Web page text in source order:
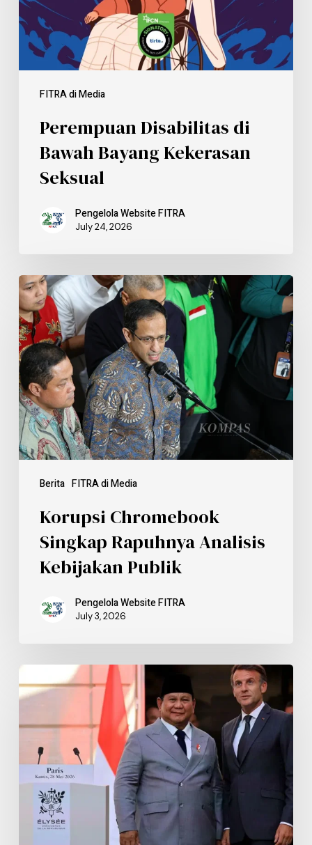
FITRA di Media
Perempuan Disabilitas di
Bawah Bayang Kekerasan
Seksual
Pengelola Website FITRA
July 24, 2026
Berita FITRA di Media
Korupsi Chromebook
Singkap Rapuhnya Analisis
Kebijakan Publik
Pengelola Website FITRA
July 3, 2026